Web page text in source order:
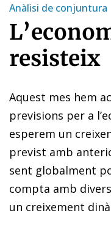
Anàlisi de conjuntura
resisteix
Aquest mes hem
previsions per a
esperem un
previst amb
sent globalment
compta amb
un creixement